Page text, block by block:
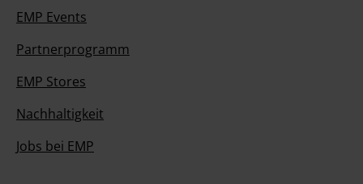
EMP Events
Partnerprogramm
EMP Stores
Nachhaltigkeit
Jobs bei EMP